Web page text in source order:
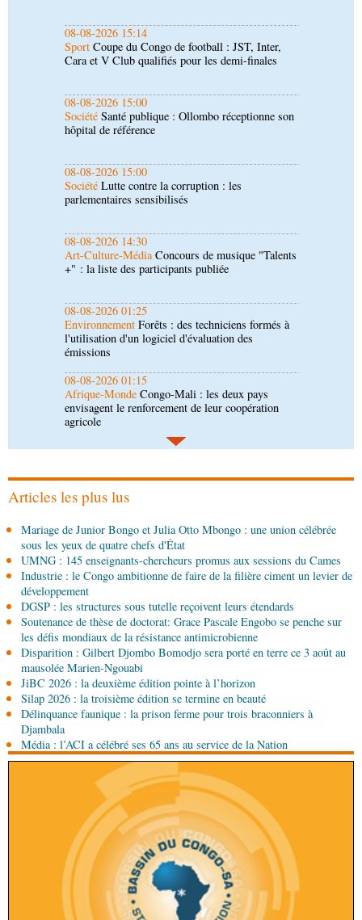
08-08-2026 15:00
SociétéSanté publique : Ollombo réceptionne son
hôpital de référence
08-08-2026 15:00
Société Lutte contre la corruption : les
parlementaires sensibilisés
08-08-2026 14:30
Art-Culture-MédiaConcours de musique "Talents
+" : la liste des participants publiée
08-08-2026 01:25
EnvironnementForêts : des techniciens formés à
l'utilisation d'un logiciel d'évaluation des
08-08-2026 01:15
Afrique-MondeCongo-Mali : les deux pays
envisagent le renforcement de leur coopération
agricole
08-08-2026 01:13
ÉconomieMarché boursier : la Banque postale du
Congo officialise son entrée à la BVMAC
08-08-2026 01:00
République du Congo mise sur sa diaspora
PolitiqueDébat d’orientation budgétaire: le
gouvernement présente sa politique économique et
sociale 2027-2029 au Parlement
08-08-2026 00:30
SociétéAssainissement et développement local :
les Nations unies réitèrent leur soutien au Congo
07-08-2026 11:03
SportFootball, le week-end des Diables rouges et
des Congolais de la diaspora en Coupes d'Europe
(matches aller du 3e tour)
Afrique-MondeAfrique de l'Ouest : les mafias du
numérique inventent une nouvelle traite humaine
Articles les plus lus
Mariage de Junior Bongo et Julia Otto Mbongo : une union célébrée
sous les yeux de quatre chefs d'État
UMNG : 145 enseignants-chercheurs promus aux sessions du Cames
Industrie : le Congo ambitionne de faire de la filière ciment un levier de
développement
DGSP : les structures sous tutelle reçoivent leurs étendards
Soutenance de thèse de doctorat: Grace Pascale Engobo se penche sur
les défis mondiaux de la résistance antimicrobienne
Disparition : Gilbert Djombo Bomodjo sera porté en terre ce 3 août au
mausolée Marien-Ngouabi
JiBC 2026 : la deuxième édition pointe à l’horizon
Silap 2026 : la troisième édition se termine en beauté
Délinquance faunique : la prison ferme pour trois braconniers à
Djambala
Média : l’ACI a célébré ses 65 ans au service de la Nation